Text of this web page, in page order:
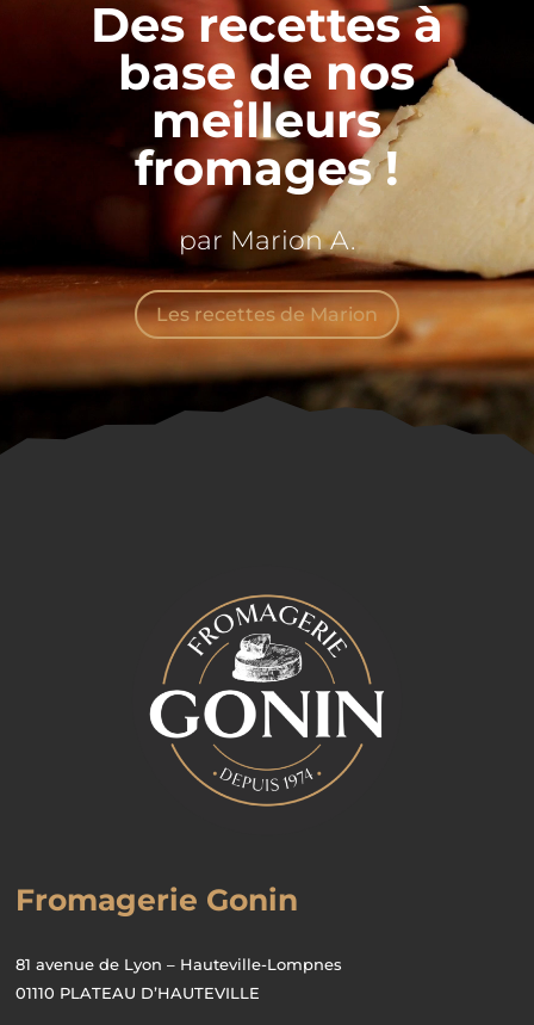
Des recettes à
base de nos
meilleurs
fromages !
par Marion A.
Les recettes de Marion
Fromagerie Gonin
81 avenue de Lyon – Hauteville-Lompnes
01110 PLATEAU D’HAUTEVILLE